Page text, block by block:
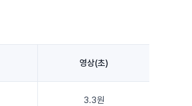
영상(초)
3.3원